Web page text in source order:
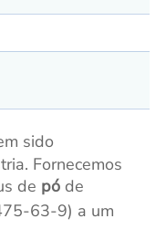
sido
Fornecemos
de póde
63-9) a um